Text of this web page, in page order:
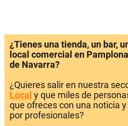
¿Tienes una tienda, un bar,
local comercial en
de Navarra?
¿Quieres salir en nuestra
Local y que miles de
que ofreces con una noticia
por profesionales?